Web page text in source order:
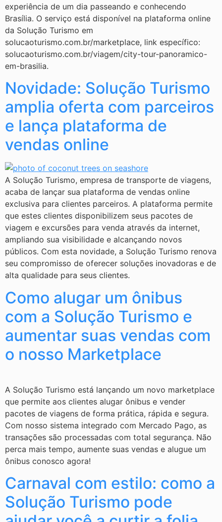
experiência de um dia passeando e conhecendo
Brasília. O serviço está disponível na plataforma online
da Solução Turismo em
solucaoturismo.com.br/marketplace, link específico:
solucaoturismo.com.br/viagem/city-tour-panoramico-
em-brasilia.
Novidade: Solução Turismo
amplia oferta com parceiros
e lança plataforma de
vendas online
A Solução Turismo, empresa de transporte de viagens,
acaba de lançar sua plataforma de vendas online
exclusiva para clientes parceiros. A plataforma permite
que estes clientes disponibilizem seus pacotes de
viagem e excursões para venda através da internet,
ampliando sua visibilidade e alcançando novos
públicos. Com esta novidade, a Solução Turismo renova
seu compromisso de oferecer soluções inovadoras e de
alta qualidade para seus clientes.
Como alugar um ônibus
com a Solução Turismo e
aumentar suas vendas com
o nosso Marketplace
A Solução Turismo está lançando um novo marketplace
que permite aos clientes alugar ônibus e vender
pacotes de viagens de forma prática, rápida e segura.
Com nosso sistema integrado com Mercado Pago, as
transações são processadas com total segurança. Não
perca mais tempo, aumente suas vendas e alugue um
ônibus conosco agora!
Carnaval com estilo: como a
Solução Turismo pode